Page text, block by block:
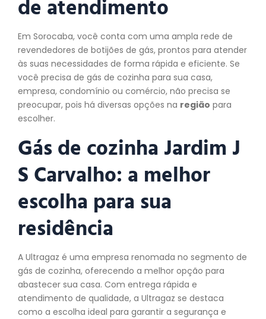
de atendimento
Em Sorocaba, você conta com uma ampla rede de
revendedores de botijões de gás, prontos para atender
às suas necessidades de forma rápida e eficiente. Se
você precisa de gás de cozinha para sua casa,
empresa, condomínio ou comércio, não precisa se
preocupar, pois há diversas opções na região para
escolher.
Gás de cozinha Jardim J
S Carvalho: a melhor
escolha para sua
residência
A Ultragaz é uma empresa renomada no segmento de
gás de cozinha, oferecendo a melhor opção para
abastecer sua casa. Com entrega rápida e
atendimento de qualidade, a Ultragaz se destaca
como a escolha ideal para garantir a segurança e